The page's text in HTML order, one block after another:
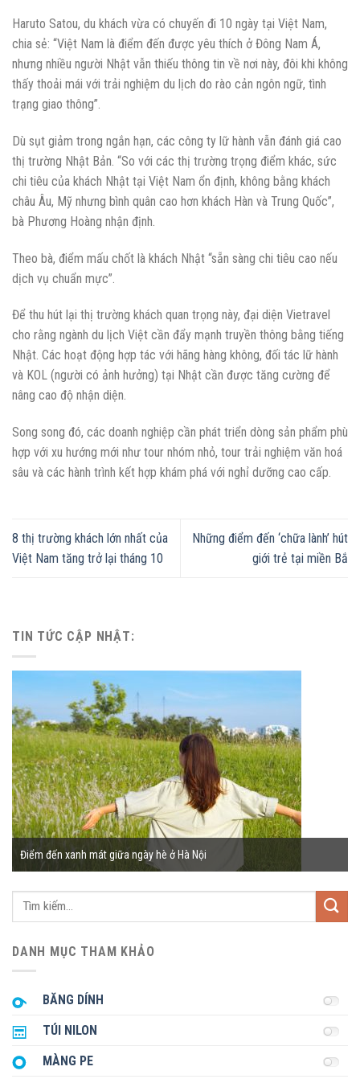
Haruto Satou, du khách vừa có chuyến đi 10 ngày tại Việt Nam,
chia sẻ: “Việt Nam là điểm đến được yêu thích ở Đông Nam Á,
nhưng nhiều người Nhật vẫn thiếu thông tin về nơi này, đôi khi không
thấy thoải mái với trải nghiệm du lịch do rào cản ngôn ngữ, tình
trạng giao thông”.
Dù sụt giảm trong ngắn hạn, các công ty lữ hành vẫn đánh giá cao
thị trường Nhật Bản. “So với các thị trường trọng điểm khác, sức
chi tiêu của khách Nhật tại Việt Nam ổn định, không bằng khách
châu Âu, Mỹ nhưng bình quân cao hơn khách Hàn và Trung Quốc”,
bà Phương Hoàng nhận định.
Theo bà, điểm mấu chốt là khách Nhật “sẵn sàng chi tiêu cao nếu
dịch vụ chuẩn mực”.
Để thu hút lại thị trường khách quan trọng này, đại diện Vietravel
cho rằng ngành du lịch Việt cần đẩy mạnh truyền thông bằng tiếng
Nhật. Các hoạt động hợp tác với hãng hàng không, đối tác lữ hành
và KOL (người có ảnh hưởng) tại Nhật cần được tăng cường để
nâng cao độ nhận diện.
Song song đó, các doanh nghiệp cần phát triển dòng sản phẩm phù
hợp với xu hướng mới như tour nhóm nhỏ, tour trải nghiệm văn hoá
sâu và các hành trình kết hợp khám phá với nghỉ dưỡng cao cấp.
8 thị trường khách lớn nhất của
Việt Nam tăng trở lại tháng 10
Những điểm đến ‘chữa lành’ hút
giới trẻ tại miền Bắ
TIN TỨC CẬP NHẬT:
Điểm đến xanh mát giữa ngày hè ở Hà Nội
Tìm
DANH MỤC THAM KHẢO
BĂNG DÍNH
TÚI NILON
MÀNG PE